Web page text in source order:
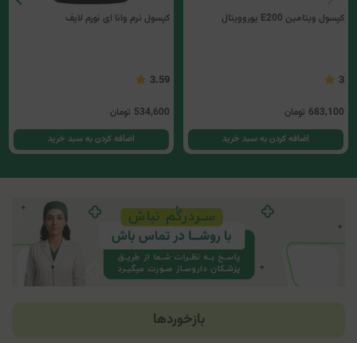
کپسول ویتامین E200 یوروویتال
3
683,100 تومان
اضافه کردن به سبد خرید
کپسول نرم وانا ای نورم لایف
3.59
534,600 تومان
اضافه کردن به سبد خرید
بازخوردها